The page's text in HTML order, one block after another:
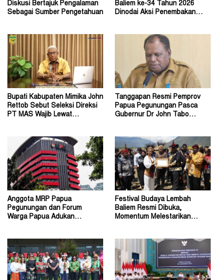
Diskusi Bertajuk Pengalaman
Sebagai Sumber Pengetahuan
Baliem ke-34 Tahun 2026
Dinodai Aksi Penembakan
Bupati Kabupaten Mimika John
Rettob Sebut Seleksi Direksi
PT MAS Wajib Lewat
Tanggapan Resmi Pemprov
Papua Pegunungan Pasca
Gubernur Dr John Tabo
Anggota MRP Papua
Pegunungan dan Forum
Warga Papua Adukan
Festival Budaya Lembah
Baliem Resmi Dibuka,
Momentum Melestarikan